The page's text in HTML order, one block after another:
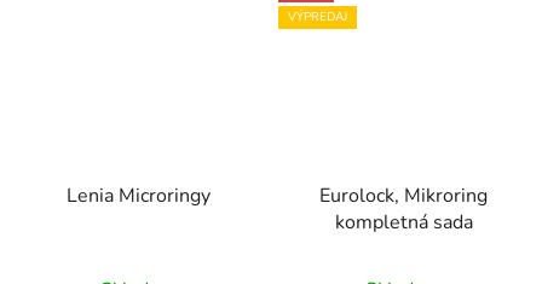
Lenia Microringy
VÝPREDAJ
Eurolock, Mikroring
kompletná sada